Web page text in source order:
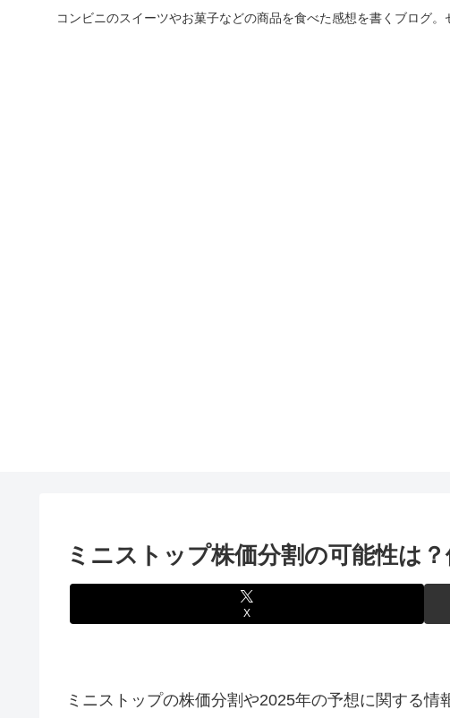
コンビニのスイーツやお菓子などの商品を食べた感想を書くブログ
ミニストップ株価分割の可能性は
X
ミニストップの株価分割や2025年の予想に関する